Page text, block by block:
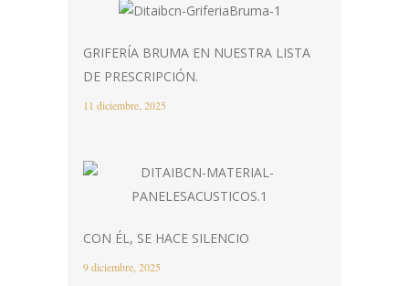
GRIFERÍA BRUMA EN NUESTRA LISTA
DE PRESCRIPCIÓN.
11 diciembre, 2025
CON ÉL, SE HACE SILENCIO
9 diciembre, 2025